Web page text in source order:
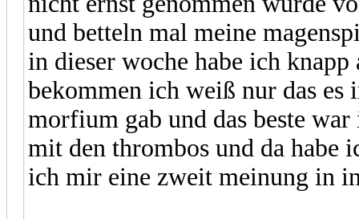
und betteln mal meine
in dieser woche habe ich
bekommen ich weiß nur das
morfium gab und das beste
mit den thrombos und da habe
ich mir eine zweit meinung in